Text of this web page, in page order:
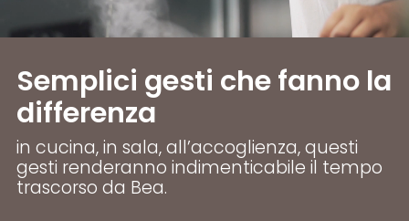
Semplici gesti che fanno la
differenza
in cucina, in sala, all’accoglienza, questi
gesti renderanno indimenticabile il tempo
trascorso da Bea.